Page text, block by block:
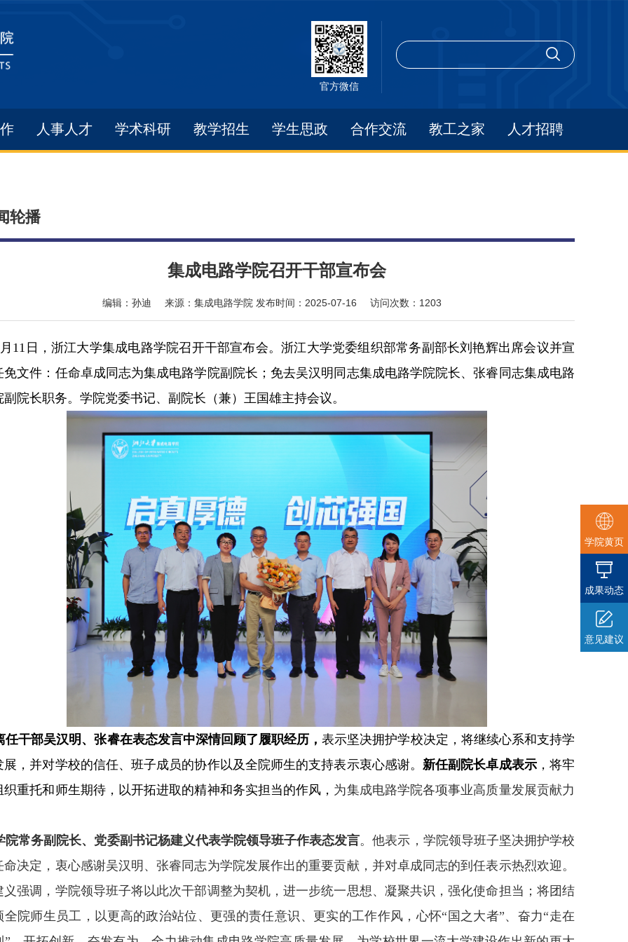
官方微信
人事人才 学术科研 教学招生 学生思政 合作交流 教工之家 人才招聘
轮播
集成电路学院召开干部宣布会
编辑： 孙迪 来源： 集成电路学院 发布时间： 2025-07-16 访问次数： 1203
11日，浙江大学集成电路学院召开干部宣布会。浙江大学党委组织部常务副部长刘艳辉出席会议并宣
免文件：任命卓成同志为集成电路学院副院长；免去吴汉明同志集成电路学院院长、张睿同志集成电路
副院长职务。学院党委书记、副院长（兼）王国雄主持会议。
任干部吴汉明、张睿在表态发言中深情回顾了履职经历 ，表示坚决拥护学校决定，将继续心系和支持学
展，并对学校的信任、班子成员的协作以及全院师生的支持表示衷心感谢。新任副院长卓成表示，将牢
织重托和师生期待，以开拓进取的精神和务实担当的作风， 为集成电路学院各项事业高质量发展贡献力
院常务副院长、党委副书记杨建义代表学院领导班子作表态发言。他表示，学院领导班子坚决拥护学校
命决定，衷心感谢吴汉明、张睿同志为学院发展作出的重要贡献，并对卓成同志的到任表示热烈欢迎。
义强调，学院领导班子将以此次干部调整为契机，进一步统一思想、凝聚共识，强化使命担当；将团结
全院师生员工，以更高的政治站位、更强的责任意识、更实的工作作风，心怀“国之大者”、奋力“走在
学院黄页
成果动态
意见建议